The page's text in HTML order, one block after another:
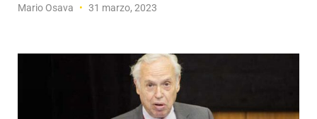
Mario Osava 31 marzo, 2023